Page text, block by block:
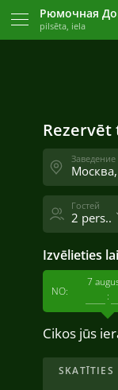
Москва
Валовая ,3
Москва
Покровка ,50/2с2
Москва
Малая Дмитровка
Москва
Рюмочная
pilsēta, iela
Rezervēt
Заведение
Гостей
2 pers..
Izvēlieties
NO:
7
:
Cikos jūs
SKATĪTIES